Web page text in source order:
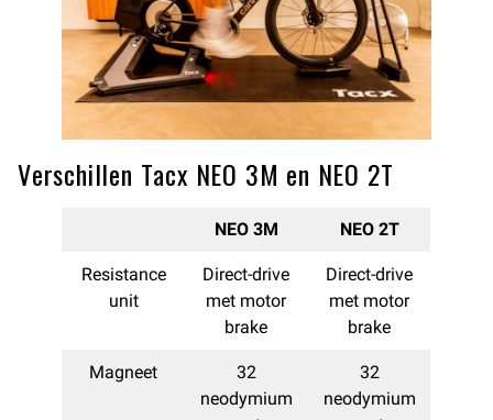
Verschillen Tacx NEO 3M en NEO 2T
NEO 3M NEO 2T
Resistance
unit
Direct-drive
met motor
brake
Direct-drive
met motor
brake
Magneet
32
neodymium
32
neodymium